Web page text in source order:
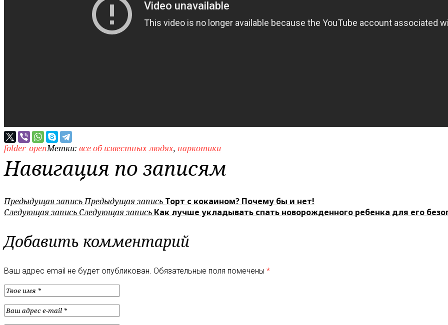
folder_openМетки: все об известных людях, наркотики
Навигация по записям
Предыдущая записьПредыдущая запись Торт с кокаином? Почему бы и нет!
Следующая запись Следующая запись Как лучше укладывать спать новорожденного ребенка для его
Добавить комментарий
Ваш адрес email не будет опубликован. Обязательные поля помечены *